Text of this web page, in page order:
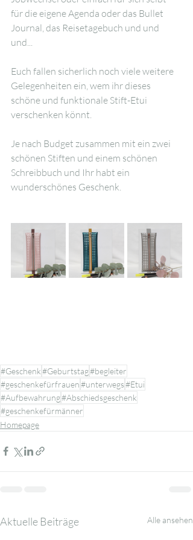
für die eigene Agenda oder das Bullet
Journal, das Reisetagebuch und und
und...
Euch fallen sicherlich noch viele weitere
Gelegenheiten ein, wem ihr dieses
schöne und funktionale Stift-Etui
verschenken könnt.
Je nach Budget zusammen mit ein zwei
schönen Stiften und einem schönen
Schreibbuch und Ihr habt ein
wunderschönes Geschenk.
#Geschenk#Geburtstag#begleiter
#geschenkefürfrauen#unterwegs#Etui
#Aufbewahrung#Abschiedsgeschenk
#geschenkefürmänner
Homepage
Aktuelle Beiträge Alle ansehen